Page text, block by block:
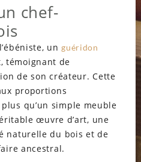
chef-
unguéridon
témoignant de
de son créateur. Cette
proportions
qu’un simple meuble
œuvre d’art, une
naturelle du bois et de
ancestral.